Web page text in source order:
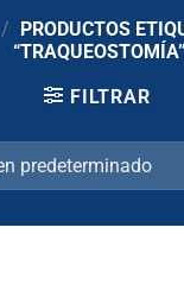
/
PRODUCTOS
“TRAQUEOSTOMÍA”
FILTRAR